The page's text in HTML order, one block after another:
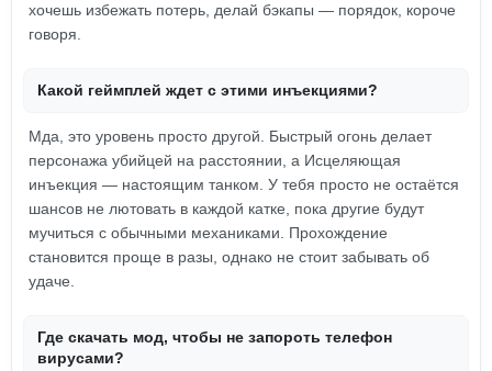
хочешь избежать потерь, делай бэкапы — порядок, короче
говоря.
Какой геймплей ждет с этими инъекциями?
Мда, это уровень просто другой. Быстрый огонь делает
персонажа убийцей на расстоянии, а Исцеляющая
инъекция — настоящим танком. У тебя просто не остаётся
шансов не лютовать в каждой катке, пока другие будут
мучиться с обычными механиками. Прохождение
становится проще в разы, однако не стоит забывать об
удаче.
Где скачать мод, чтобы не запороть телефон
вирусами?